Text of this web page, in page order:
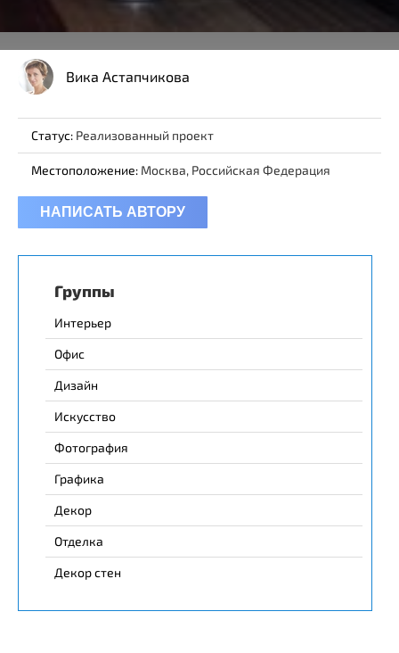
Вика Астапчикова
Статус: Реализованный проект
Местоположение: Москва, Российская Федерация
НАПИСАТЬ АВТОРУ
Группы
Интерьер
Офис
Дизайн
Искусство
Фотография
Графика
Декор
Отделка
Декор стен